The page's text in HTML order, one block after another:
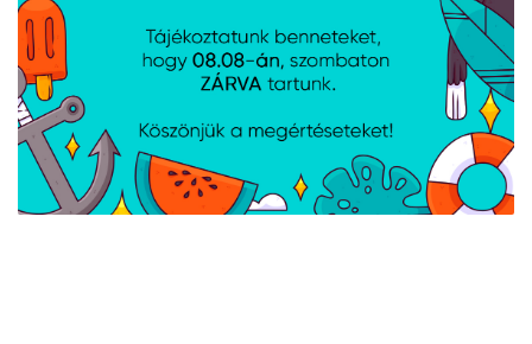
Apple 11-inch iPad (A16) Cellular 512GB -